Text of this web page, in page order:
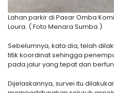
Lahan parkir di Pasar Omba
Loura. ( Foto Menara Sumba )
Sebelumnya, kata dia, telah
titik koordinat sehingga
pada jalur yang tepat dan
Dijelaskannya, survei itu